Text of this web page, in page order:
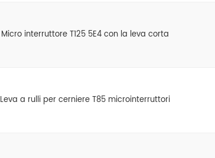
Micro interruttore T125 5E4 con la leva corta
Leva a rulli per cerniere T85 microinterruttori